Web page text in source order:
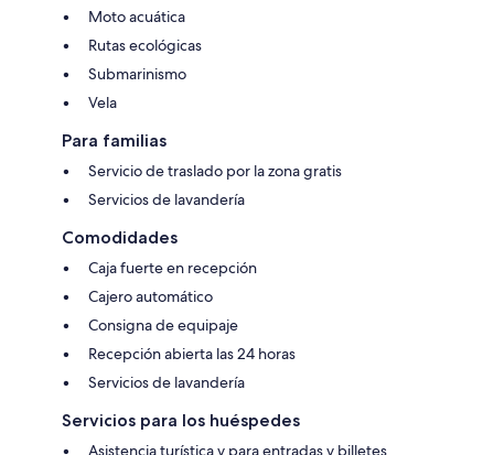
Moto acuática
Rutas ecológicas
Submarinismo
Vela
Para familias
Servicio de traslado por la zona gratis
Servicios de lavandería
Comodidades
Caja fuerte en recepción
Cajero automático
Consigna de equipaje
Recepción abierta las 24 horas
Servicios de lavandería
Servicios para los huéspedes
Asistencia turística y para entradas y billetes